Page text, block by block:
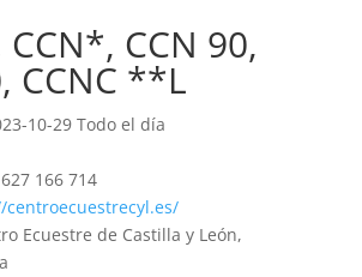
CCN 90,
CCNC **L
10-29 Todo el día
166 714
Ecuestre de Castilla y León,